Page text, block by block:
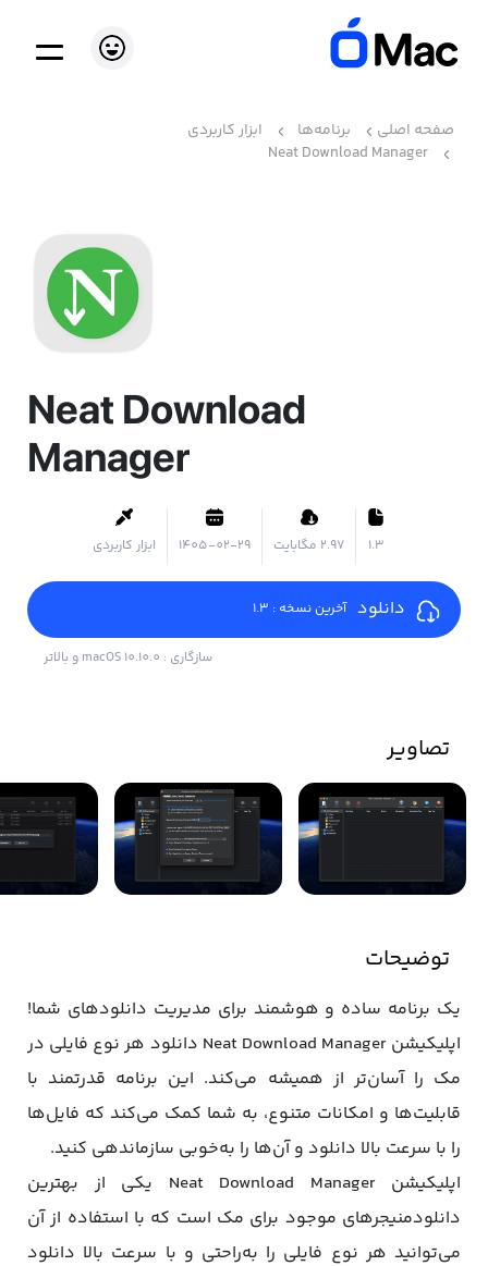
صفحه اصلی برنامه‌ها
ابزار کاربردی
Neat Download Manager
Neat Download
Manager
1.3 ۲.۹۷ مگابایت 1405-02-29 ابزار کاربردی
دانلود آخرین نسخه : 1.3
سازگاری : macOS 10.10.0 و بالاتر
تصاویر
توضیحات
یک برنامه ساده و هوشمند برای مدیریت دانلودهای شما!
اپلیکیشن Neat Download Manager دانلود هر نوع فایلی در
مک را آسان‌تر از همیشه می‌کند. این برنامه قدرتمند با
قابلیت‌ها و امکانات متنوع، به شما کمک می‌کند که فایل‌ها
را با سرعت بالا دانلود و آن‌ها را به‌خوبی سازماندهی کنید.
اپلیکیشن Neat Download Manager یکی از بهترین
دانلودمنیجرهای موجود برای مک است که با استفاده از آن
می‌توانید هر نوع فایلی را به‌راحتی و با سرعت بالا دانلود